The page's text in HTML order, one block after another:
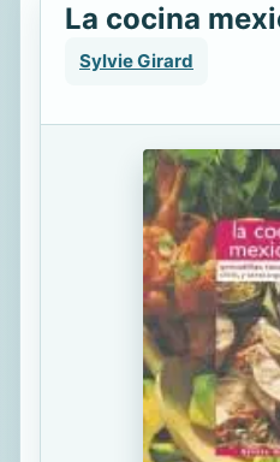
La cocina
Sylvie Girard